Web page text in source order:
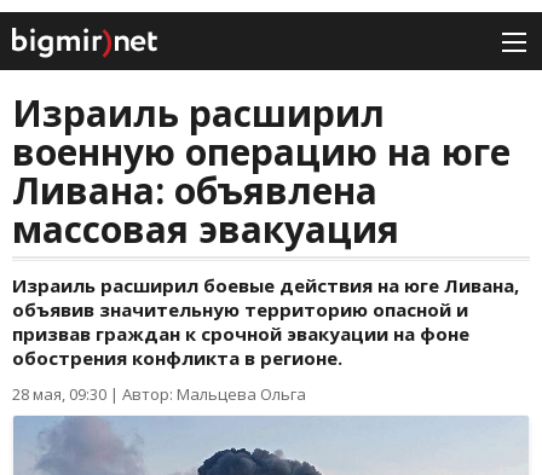
Израиль расширил
военную операцию на юге
Ливана: объявлена
массовая эвакуация
Израиль расширил боевые действия на юге Ливана,
объявив значительную территорию опасной и
призвав граждан к срочной эвакуации на фоне
обострения конфликта в регионе.
28 мая, 09:30 | Автор: Мальцева Ольга